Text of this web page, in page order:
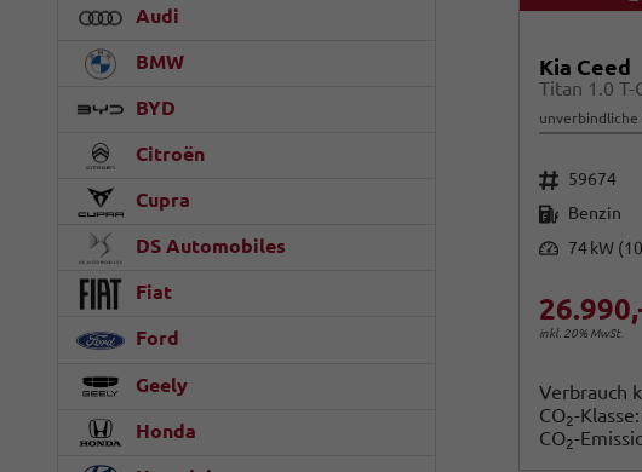
Kia Ceed
Titan 1.0 T-
Fahrzeugnr. 59674
Kraftstoff Benzin
Leistung 74 kW
inkl. 20% MwSt.
Verbrauch
CO2-Klasse:
CO2-
Audi
BMW
BYD
Citroën
Cupra
DS Automobiles
Fiat
Ford
Geely
Honda